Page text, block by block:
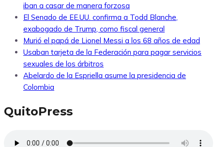
iban a casar de manera forzosa
El Senado de EE.UU. confirma a Todd Blanche,
exabogado de Trump, como fiscal general
Murió el papá de Lionel Messi a los 68 años de edad
Usaban tarjeta de la Federación para pagar servicios
sexuales de los árbitros
Abelardo de la Espriella asume la presidencia de
Colombia
QuitoPress